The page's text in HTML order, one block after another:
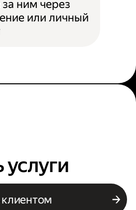
ним через
или личный
услуги
клиентом